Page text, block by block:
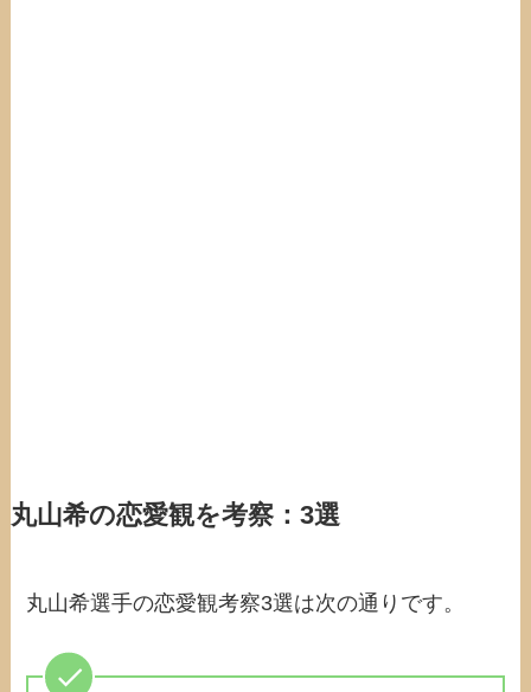
丸山希の恋愛観を考察：3選
丸山希選手の恋愛観考察3選は次の通りです。